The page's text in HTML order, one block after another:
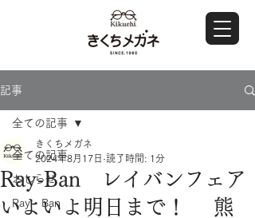
記事
全ての記事
おしらせ
Ray・Ban
全ての記事
Ray-Ban レイバンフェア
いよいよ明日まで！ 熊
きくちメガネ
2024年8月17日 読了時間: 1分